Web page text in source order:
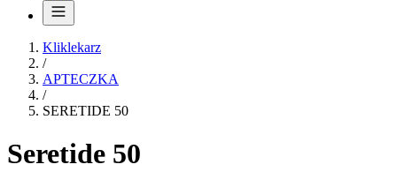
Kliklekarz
/
APTECZKA
/
SERETIDE 50
Seretide 50